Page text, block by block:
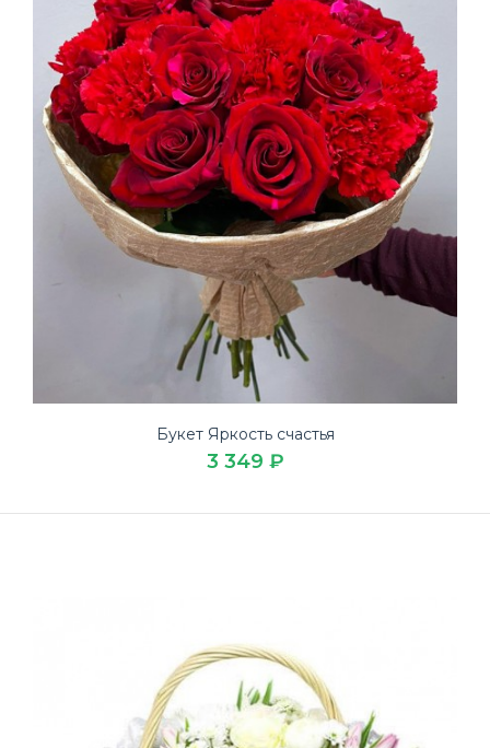
Букет Яркость счастья
3 349 ₽